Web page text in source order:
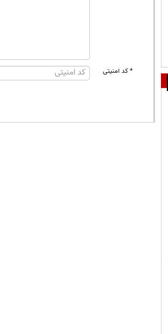
* کد امنیتی